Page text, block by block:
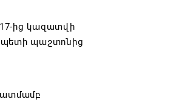
Փարսյանի
17-ից կազատվի
պաշտոնից